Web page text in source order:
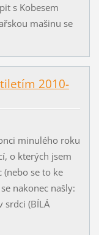
s Kobesem
mašinu se
2010-
minulého roku
o kterých jsem
(nebo se to ke
nakonec našly:
srdci (BÍLÁ